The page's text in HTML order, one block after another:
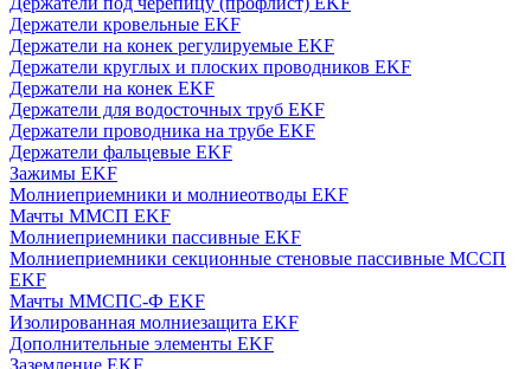
Держатели кровельные EKF
Держатели на конек регулируемые EKF
Держатели круглых и плоских проводников EKF
Держатели на конек EKF
Держатели для водосточных труб EKF
Держатели проводника на трубе EKF
Держатели фальцевые EKF
Зажимы EKF
Молниеприемники и молниеотводы EKF
Мачты ММСП EKF
Молниеприемники пассивные EKF
Молниеприемники секционные стеновые пассивные МССП
EKF
Мачты ММСПС-Ф EKF
Изолированная молниезащита EKF
Дополнительные элементы EKF
Заземление EKF